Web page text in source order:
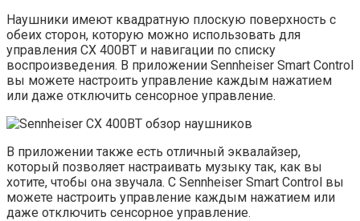
Наушники имеют квадратную плоскую поверхность с
обеих сторон, которую можно использовать для
управления CX 400BT и навигации по списку
воспроизведения. В приложении Sennheiser Smart Control
вы можете настроить управление каждым нажатием
или даже отключить сенсорное управление.
В приложении также есть отличный эквалайзер,
который позволяет настраивать музыку так, как вы
хотите, чтобы она звучала. С Sennheiser Smart Control вы
можете настроить управление каждым нажатием или
даже отключить сенсорное управление.